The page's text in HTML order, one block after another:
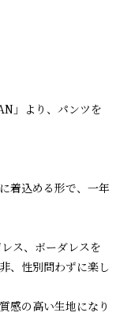
」より、パンツを
着込める形で、一年
ス、ボーダレスを
、性別問わずに楽し
感の高い生地になり